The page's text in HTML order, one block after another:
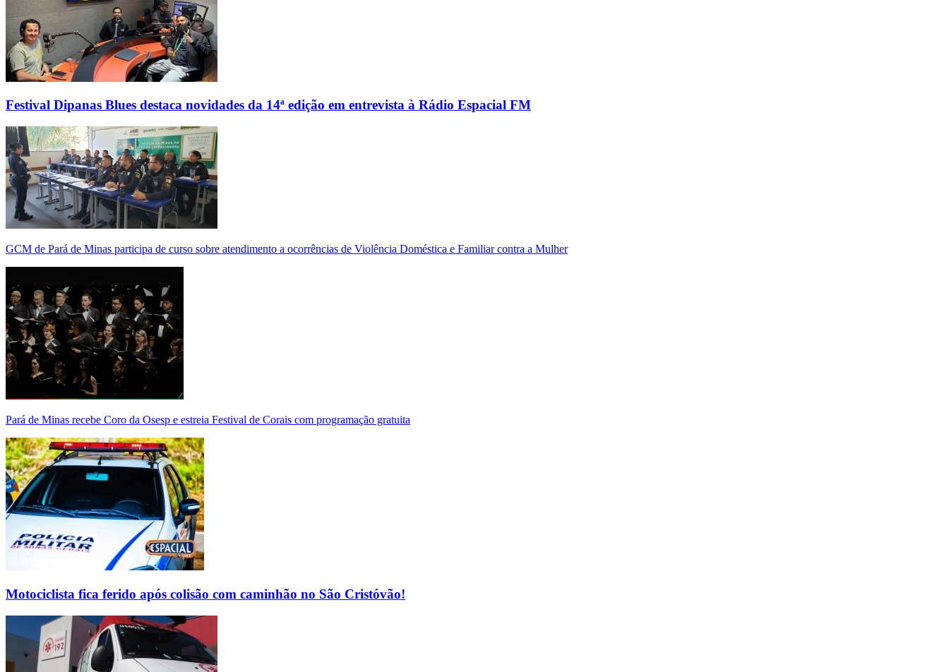
Festival Dipanas Blues destaca novidades da 14ª edição em entrevista à Rádio Espacial FM
GCM de Pará de Minas participa de curso sobre atendimento a ocorrências de Violência Doméstica e Familiar contra a Mulher
Pará de Minas recebe Coro da Osesp e estreia Festival de Corais com programação gratuita
Motociclista fica ferido após colisão com caminhão no São Cristóvão!